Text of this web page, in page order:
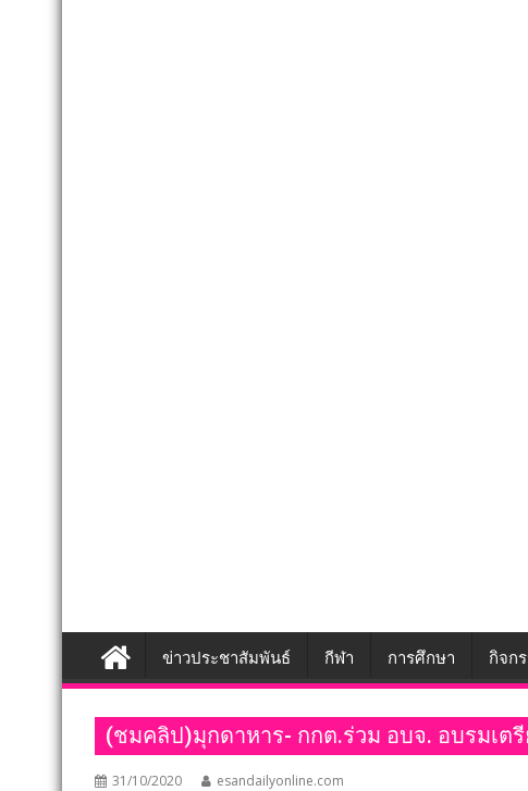
ข่าวประชาสัมพันธ์ กีฬา การศึกษา กิจก
(ชมคลิป)มุกดาหาร- กกต.ร่วม อบจ. อบรมเต
31/10/2020 esandailyonline.com